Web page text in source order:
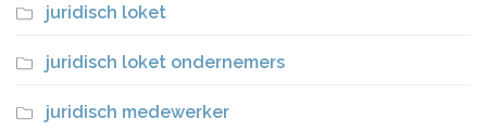
juridisch loket
juridisch loket ondernemers
juridisch medewerker